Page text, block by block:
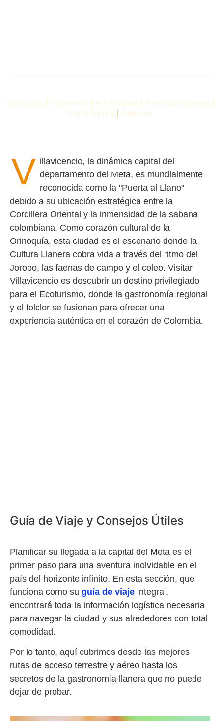
Villavicencio Información Arq. Religiosa Atractivos Naturales
Cultura Llanera
Festivales
V illavicencio, la dinámica capital del
departamento del Meta, es mundialmente
reconocida como la "Puerta al Llano"
debido a su ubicación estratégica entre la
Cordillera Oriental y la inmensidad de la sabana
colombiana. Como corazón cultural de la
Orinoquía, esta ciudad es el escenario donde la
Cultura Llanera cobra vida a través del ritmo del
Joropo, las faenas de campo y el coleo. Visitar
Villavicencio es descubrir un destino privilegiado
para el Ecoturismo, donde la gastronomía regional
y el folclor se fusionan para ofrecer una
experiencia auténtica en el corazón de Colombia.
Guía de Viaje y Consejos Útiles
Planificar su llegada a la capital del Meta es el
primer paso para una aventura inolvidable en el
país del horizonte infinito. En esta sección, que
funciona como su guía de viaje integral,
encontrará toda la información logística necesaria
para navegar la ciudad y sus alrededores con total
comodidad.
Por lo tanto, aquí cubrimos desde las mejores
rutas de acceso terrestre y aéreo hasta los
secretos de la gastronomía llanera que no puede
dejar de probar.